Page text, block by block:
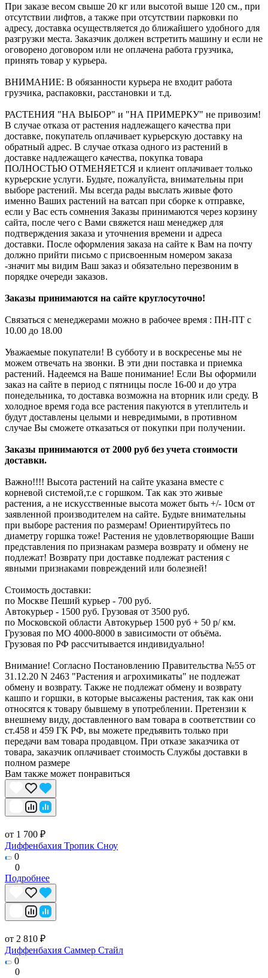
При заказе весом свыше 20 кг или высотой выше 120 см., при
отсутствии лифтов, а также при отсутствии парковки по
адресу, доставка осуществляется до ближайшего удобного для
разгрузки места. Заказчик должен встретить машину и если не
оговорено договором или не оплачена работа грузчика,
принять товар у курьера.
ВНИМАНИЕ: В обязанности курьера не входит работа
грузчика, распаковки, расстановки и т.д.
РАСТЕНИЯ "НА ВЫБОР" и "НА ПРИМЕРКУ" не привозим!
В случае отказа от растения надлежащего качества при
доставке, покупатель оплачивает курьерскую доставку на
обратный адрес. В случае отказа одного из растений в
доставке надлежащего качества, покупка товара
ПОЛНОСТЬЮ ОТМЕНЯЕТСЯ и клиент оплачивает только
курьерские услуги. Будьте, пожалуйста, внимательны при
выборе растений. Мы всегда рады выслать живые фото
именно Ваших растений на ватсап при сборке к отправке,
если у Вас есть сомнения Заказы принимаются через корзину
сайта, после чего с Вами свяжется наш менеджер для
подтверждения заказа и уточнения времени и адреса
доставки. После оформления заказа на сайте к Вам на почту
должно прийти письмо с присвоенным номером заказа
-значит мы видим Ваш заказ и обязательно перезвоним в
порядке очереди заказов.
Заказы принимаются на сайте круглосуточно!
Связаться с менеджерами можно в рабочее время : ПН-ПТ с
10.00 до 18.00
Уважаемые покупатели! В субботу и в воскресенье мы не
можем отвечать на звонки. В эти дни поставка и приемка
растений. Надеемся на Ваше понимание! Если Вы оформили
заказ на сайте в период с пятницы после 16-00 и до утра
понедельника, то доставка возможна на вторник или среду. В
холодное время года все растения пакуются в утеплитель и
будут доставлены целыми и невредимыми, в противном
случае Вы сможете отказаться от покупки при получении.
Заказы принимаются от 2000 руб без учета стоимости
доставки.
Важно!!!! Высота растений на сайте указана вместе с
корневой системой,т.е с горшком. Так как это живые
растения, а не искусственные высота может быть +/- 10см от
заявленной производителем на сайте. Будьте внимательны
при выборе растения по размерам! Ориентируйтесь по
диаметру горшка тоже! Растения не удовлетворяющие Ваши
представления по признакам размера возврату и обмену не
подлежат! Возврату при доставке подлежат растения с
явными признаками повреждений или болезней!
Стоимость доставки:
по Москве Пеший курьер - 700 руб.
Автокурьер - 1500 руб. Грузовая от 3500 руб.
по Московской области Автокурьер 1500 руб + 50 р/ км.
Грузовая по МО 4000-8000 в зависимости от объёма.
Грузовая по РФ рассчитывается индивидуально!
Внимание! Согласно Постановлению Правительства №55 от
31.12.20 N 2463 "Растения и агрохимикаты" не подлежат
обмену и возврату. Также не подлежат обмену и возврату
кашпо и горшки, в которые высажены растения, так как они
относятся к товару бывшему в употреблении. Претензии к
внешнему виду, доставленного вам товара в соответствии со
ст.458 и 459 ГК РФ, вы можете предъявить только при
передачи вам товара продавцом. При отказе заказчика от
товара, заказчик оплачивает стоимость Службы доставки в
полном размере
Вам также может понравиться
от 1 700 ₽
Диффенбахия Тропик Сноу
0
0
Подробнее
от 2 810 ₽
Диффенбахия Саммер Стайл
0
0